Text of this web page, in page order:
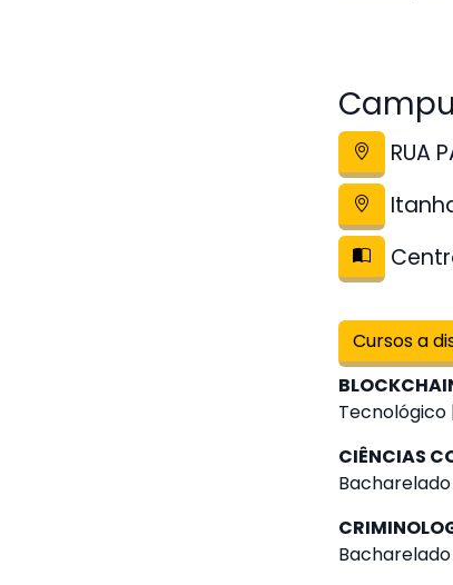
RUA
Cursos a
Tecnológico
CIÊNCIAS